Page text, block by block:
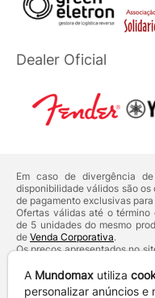
Dealer Oficial
Em caso de divergência
disponibilidade válidos são
de pagamento exclusivas
Ofertas válidas até o término
de 5 unidades do mesmo
de Venda Corporativa.
Os preços apresentados no
Defesa do Consumidor:Lei nº
Vendas sujeitas à
A Mundomax utiliza
personalizar anúncios e